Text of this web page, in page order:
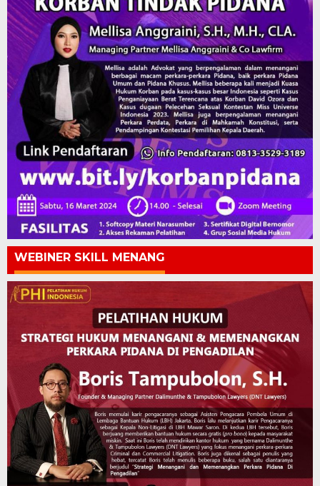
WEBINER SKILL MENANG